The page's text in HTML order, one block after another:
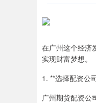
在广州这个经济
实现财富梦想。
1. **选择配资公
广州期货配资公